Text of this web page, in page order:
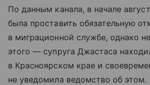
По данным канала, в начале
была проставить обязательную
в миграционной службе, однако
этого — супруга Джастаса
в Красноярском крае и
не уведомила ведомство об